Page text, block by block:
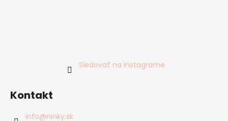
Sledovať na Instagrame
Kontakt
info@ninky.sk